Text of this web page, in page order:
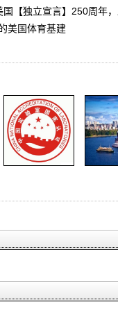
【独立宣言】250周年
美国体育基建